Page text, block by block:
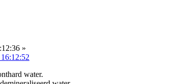
»
water.